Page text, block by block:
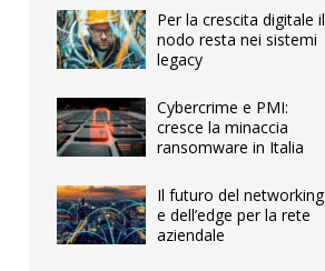
Per la crescita digitale il
nodo resta nei sistemi
legacy
Cybercrime e PMI:
cresce la minaccia
ransomware in Italia
Il futuro del networking
e dell’edge per la rete
aziendale